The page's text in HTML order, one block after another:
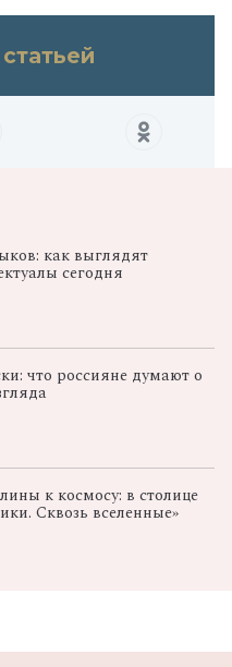
как выглядят
сегодня
что россияне думают о
к космосу: в столице
Сквозь вселенные»